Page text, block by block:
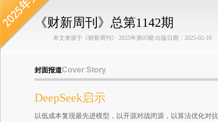
《财新周刊》总第1142期
本文来源于《财新周刊》 2025年第05期 出版日期：2025-02-10
封面报道Cover Story
DeepSeek启示
以低成本复现最先进模型，以开源对战闭源，以算法优化对